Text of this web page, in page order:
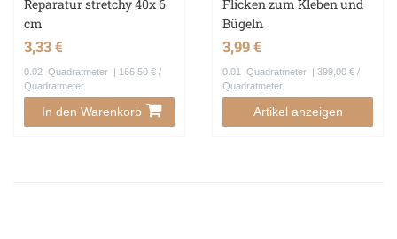
Reparatur stretchy 40x 6
cm
3,33 €
0.02 Quadratmeter | 166,50 € /
Quadratmeter
In den Warenkorb
Flicken zum Kleben und
Bügeln
3,99 €
0.01 Quadratmeter | 399,00 € /
Quadratmeter
Artikel anzeigen